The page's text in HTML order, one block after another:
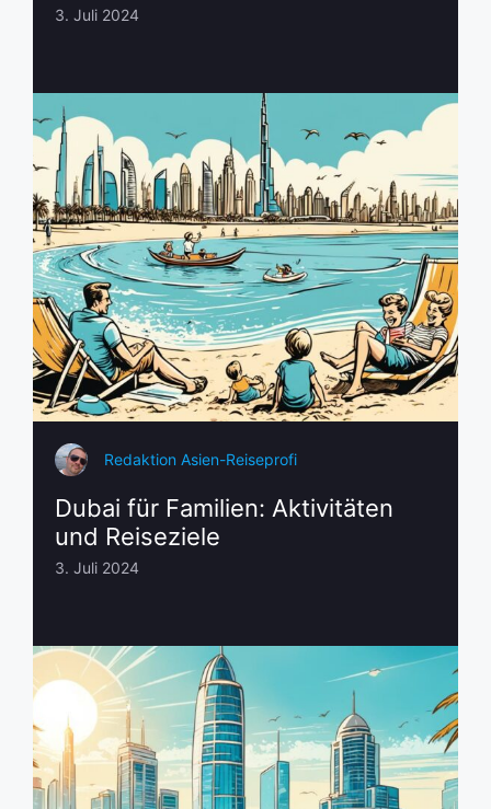
3. Juli 2024
Redaktion Asien-Reiseprofi
Dubai für Familien: Aktivitäten
und Reiseziele
3. Juli 2024